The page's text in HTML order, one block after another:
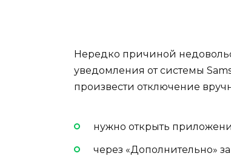
Нередко причиной
уведомления от системы
произвести отключение
нужно открыть
через «Дополнительно»